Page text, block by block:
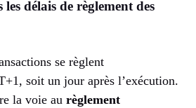
délais de règlement des
se règlent
soit un jour après l’exécution.
la voie au règlement